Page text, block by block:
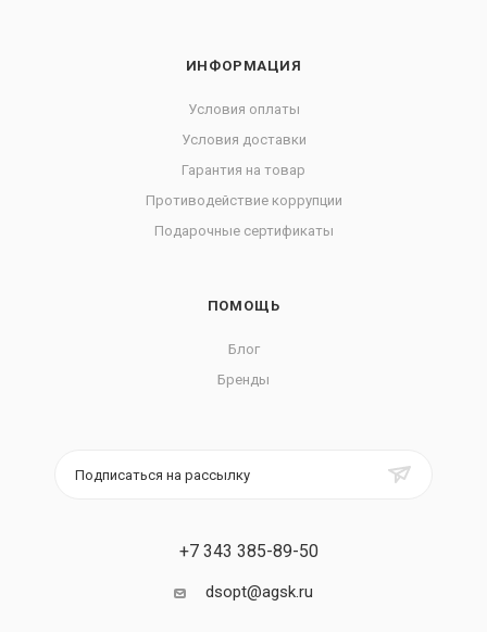
ИНФОРМАЦИЯ
Условия оплаты
Условия доставки
Гарантия на товар
Противодействие коррупции
Подарочные сертификаты
ПОМОЩЬ
Блог
Бренды
Подписаться на рассылку
+7 343 385-89-50
dsopt@agsk.ru